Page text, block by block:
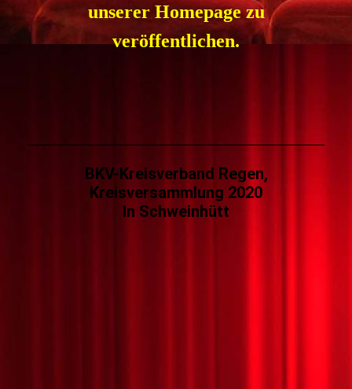
unserer Homepage zu
veröffentlichen.
BKV-Kreisverband Regen,
Kreisversammlung 2020
In Schweinhütt